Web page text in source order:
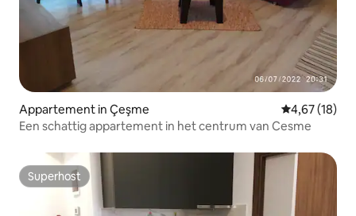
Appartement in Çeşme Gemiddelde
4,67 (18)
Een schattig appartement in het centrum van Cesme
Superhost
Superhost